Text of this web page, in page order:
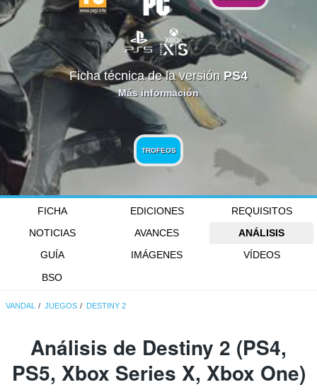
Ficha técnica de la versión PS4
Más información
TROFEOS
FICHA EDICIONES
REQUISITOS
NOTICIAS
AVANCES
ANÁLISIS
GUÍA
IMÁGENES
VÍDEOS
BSO
VANDAL JUEGOS DESTINY 2
Análisis de Destiny 2 (PS4,
PS5, Xbox Series X, Xbox One)